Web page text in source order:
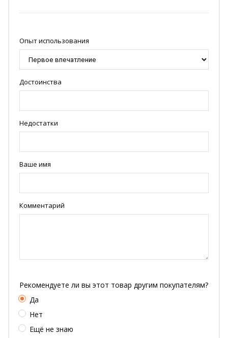
Опыт использования
Достоинства
Недостатки
Ваше имя
Комментарий
Рекомендуете ли вы этот товар другим покупателям?
Да
Нет
Ещё не знаю